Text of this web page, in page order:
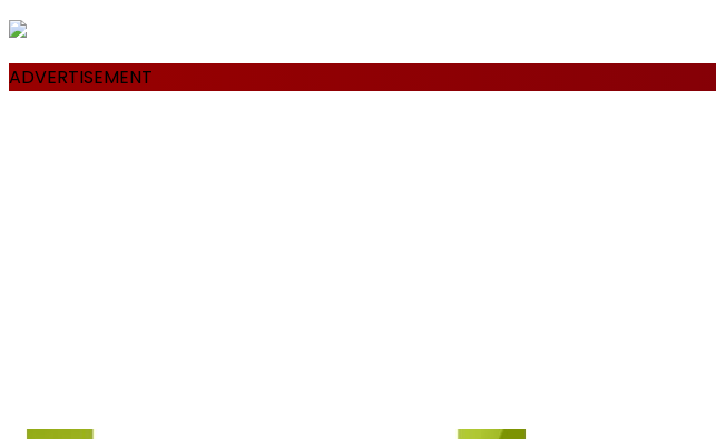
ADVERTISEMENT